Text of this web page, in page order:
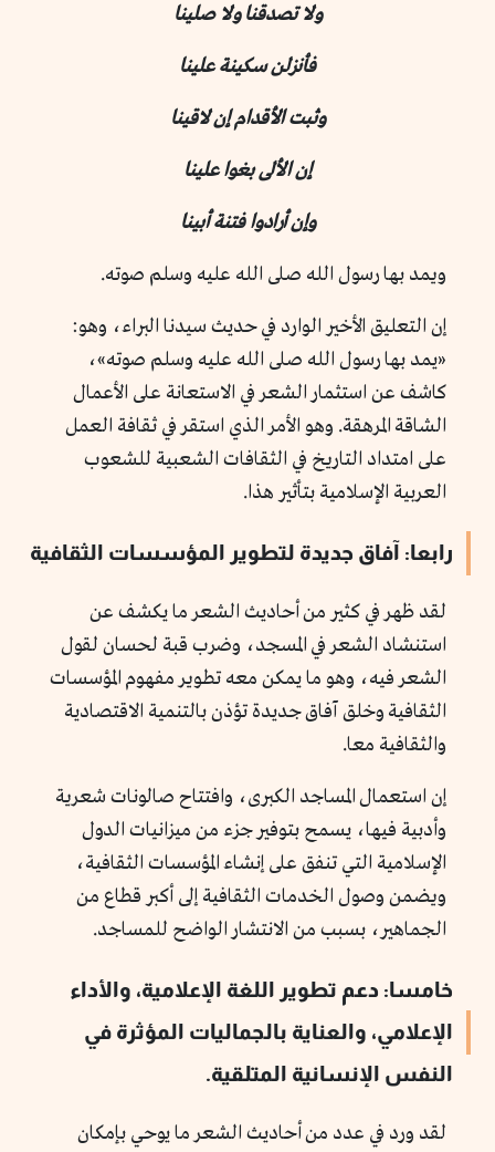
ولا تصدقنا ولا صلينا
فأنزلن سكينة علينا
وثبت الأقدام إن لاقينا
إن الألى بغوا علينا
وإن أرادوا فتنة أبينا
ويمد بها رسول الله صلى الله عليه وسلم صوته.
إن التعليق الأخير الوارد في حديث سيدنا البراء، وهو:
«يمد بها رسول الله صلى الله عليه وسلم صوته»،
كاشف عن استثمار الشعر في الاستعانة على الأعمال
الشاقة المرهقة. وهو الأمر الذي استقر في ثقافة العمل
على امتداد التاريخ في الثقافات الشعبية للشعوب
العربية الإسلامية بتأثير هذا.
رابعا: آفاق جديدة لتطوير المؤسسات الثقافية
لقد ظهر في كثير من أحاديث الشعر ما يكشف عن
استنشاد الشعر في المسجد، وضرب قبة لحسان لقول
الشعر فيه، وهو ما يمكن معه تطوير مفهوم المؤسسات
الثقافية وخلق آفاق جديدة تؤذن بالتنمية الاقتصادية
والثقافية معا.
إن استعمال المساجد الكبرى، وافتتاح صالونات شعرية
وأدبية فيها، يسمح بتوفير جزء من ميزانيات الدول
الإسلامية التي تنفق على إنشاء المؤسسات الثقافية،
ويضمن وصول الخدمات الثقافية إلى أكبر قطاع من
الجماهير، بسبب من الانتشار الواضح للمساجد.
خامسا: دعم تطوير اللغة الإعلامية، والأداء
الإعلامي، والعناية بالجماليات المؤثرة في
النفس الإنسانية المتلقية.
لقد ورد في عدد من أحاديث الشعر ما يوحي بإمكان